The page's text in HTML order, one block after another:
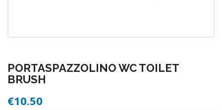
PORTASPAZZOLINO WC TOILET
BRUSH
€10.50